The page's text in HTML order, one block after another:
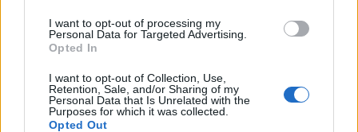
I want to opt-out of processing my
Personal Data for Targeted Advertising.
Opted In
I want to opt-out of Collection, Use,
Retention, Sale, and/or Sharing of my
Personal Data that Is Unrelated with the
Purposes for which it was collected.
Opted Out